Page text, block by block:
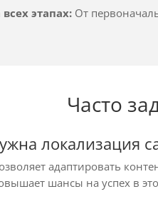
этапах: От
Часто
локализация
адаптировать
шансы на успех в